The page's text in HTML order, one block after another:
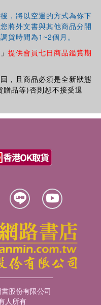
，將以空運的方式為你下
將外文書與其他商品分開
貨時間為1~2個月。
提供會員七日商品鑑賞期
，且商品必須是全新狀態
品等)否則恕不接受退
股份有限公司
人所有